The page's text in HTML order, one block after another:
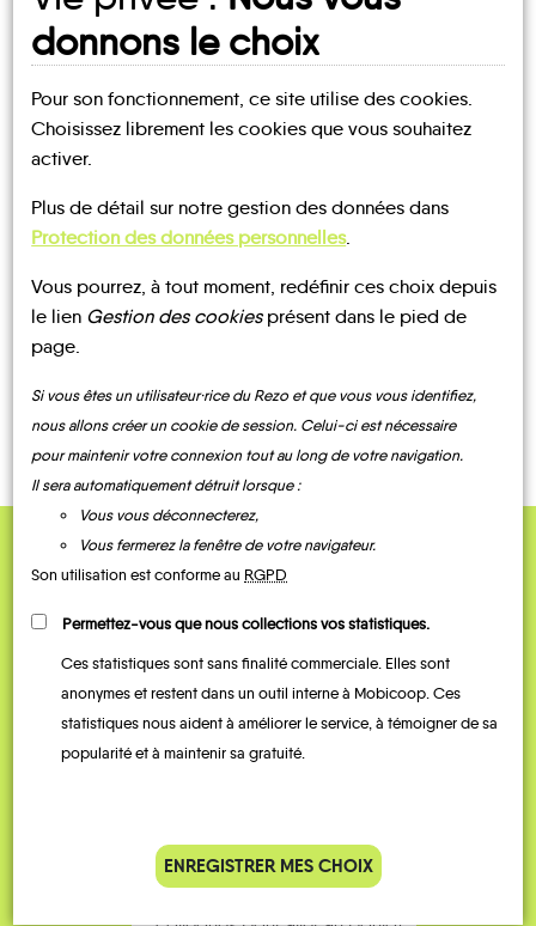
À PARTAGER ?
Les infosMOBILITE
BUS
QUELQUES
Témoignages
Je covoiture avec des
donnons le choix
Pour son fonctionnement, ce site utilise des cookies.
Choisissez librement les cookies que vous souhaitez
activer.
Plus de détail sur notre gestion des données dans
Protection des données personnelles.
Vous pourrez, à tout moment, redéfinir ces choix depuis
le lien Gestion des cookiesprésent dans le pied de
page.
Si vous êtes un utilisateur·rice du Rezo et que vous vous identifiez,
nous allons créer un cookie de session. Celui-ci est nécessaire
pour maintenir votre connexion tout au long de votre navigation.
Il sera automatiquement détruit lorsque :
Vous vous déconnecterez,
Vous fermerez la fenêtre de votre navigateur.
Son utilisation est conforme au RGPD
Permettez-vous que nous collections vos statistiques.
Ces statistiques sont sans finalité commerciale. Elles sont
anonymes et restent dans un outil interne à Mobicoop. Ces
statistiques nous aident à améliorer le service, à témoigner de sa
popularité et à maintenir sa gratuité.
ENREGISTRER MES CHOIX